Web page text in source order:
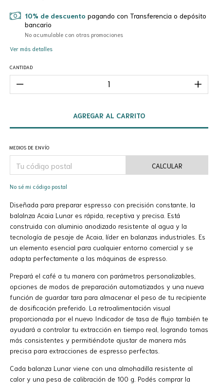
10% de descuento pagando con Transferencia o depósito
bancario
No acumulable con otras promociones
Ver más detalles
CANTIDAD
MEDIOS DE ENVÍO
CALCULAR
No sé mi código postal
Diseñada para preparar espresso con precisión constante, la
balalnza Acaia Lunar es rápida, receptiva y precisa. Está
construida con aluminio anodizado resistente al agua y la
tecnología de pesaje de Acaia, líder en balanzas industriales. Es
un elemento esencial para cualquier entorno comercial y se
adapta perfectamente a las máquinas de espresso.
Prepará el café a tu manera con parámetros personalizables,
opciones de modos de preparación automatizados y una nueva
función de guardar tara para almacenar el peso de tu recipiente
de dosificación preferido. La retroalimentación visual
proporcionada por el nuevo Indicador de tasa de flujo también te
ayudará a controlar tu extracción en tiempo real, logrando tomas
más consistentes y permitiéndote ajustar de manera más
precisa para extracciones de espresso perfectas.
Cada balanza Lunar viene con una almohadilla resistente al
calor y una pesa de calibración de 100 g. Podés comprar la